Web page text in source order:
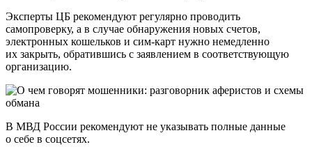
Эксперты ЦБ рекомендуют регулярно проводить
самопроверку, а в случае обнаружения новых счетов,
электронных кошельков и сим-карт нужно немедленно
их закрыть, обратившись с заявлением в соответствующую
организацию.
В МВД России рекомендуют не указывать полные данные
о себе в соцсетях.